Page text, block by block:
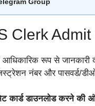
Group
Clerk
रूप से जानकारी
नंबर और पासवर्ड/
कार्ड डाउनलोड करने की